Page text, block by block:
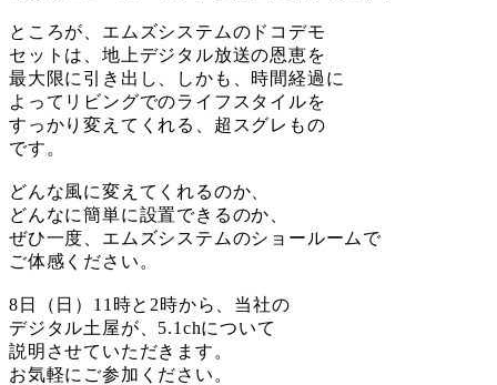
ところが、エムズシステムのドコデモ
セットは、地上デジタル放送の恩恵を
最大限に引き出し、しかも、時間経過に
よってリビングでのライフスタイルを
すっかり変えてくれる、超スグレもの
です。
どんな風に変えてくれるのか、
どんなに簡単に設置できるのか、
ぜひ一度、エムズシステムのショールームで
ご体感ください。
8日（日）11時と2時から、当社の
デジタル土屋が、5.1chについて
説明させていただきます。
お気軽にご参加ください。